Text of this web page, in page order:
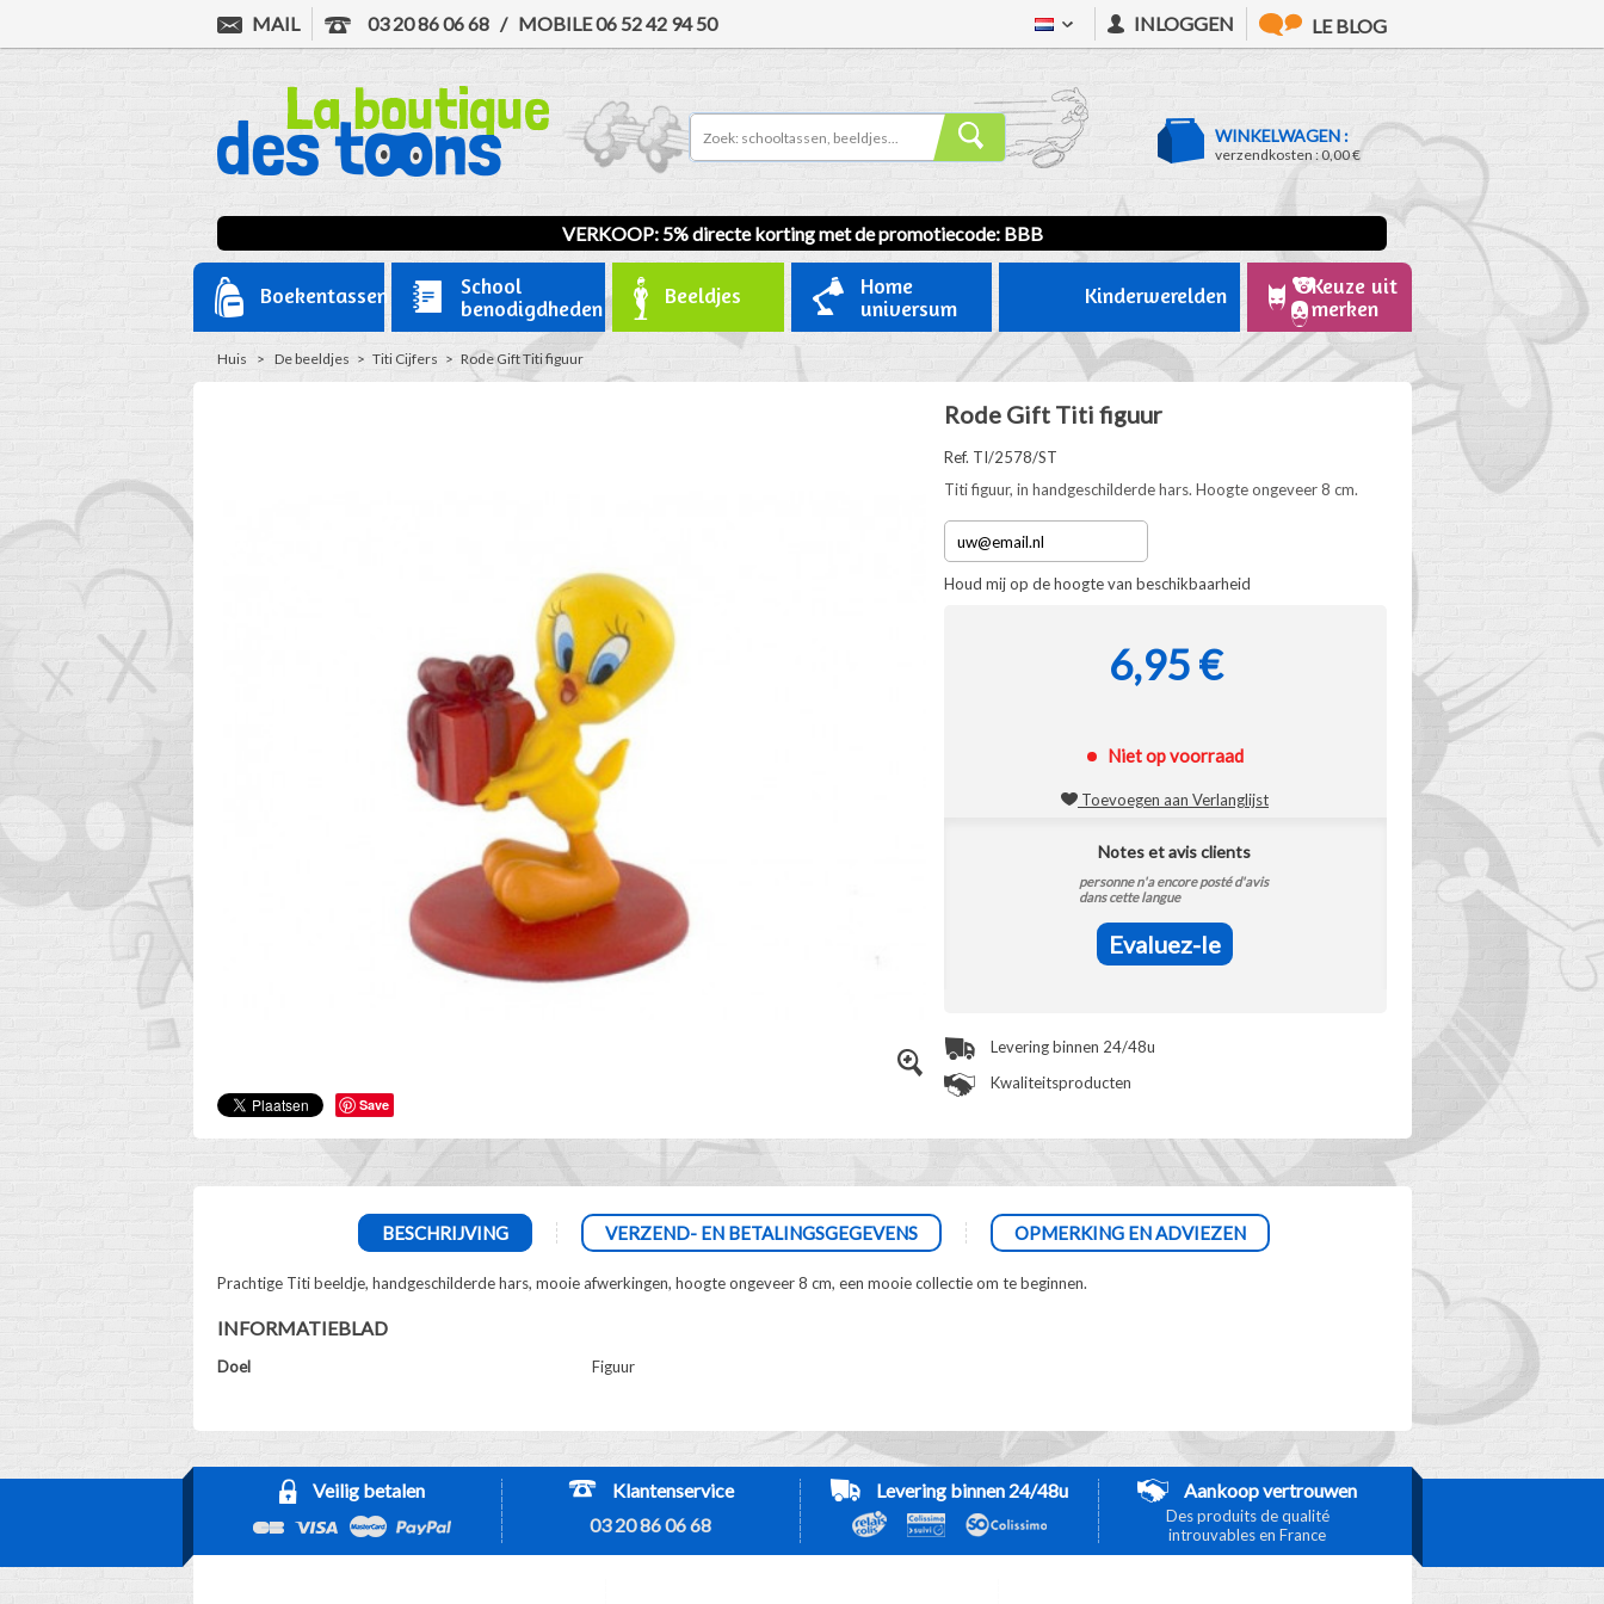
MAIL 03 20 86 06 68 / MOBILE06 52 42 94 50 INLOGGEN LE BLOG
WINKELWAGEN :
verzendkosten :0,00 €
VERKOOP: 5% directe korting met de promotiecode: BBB
Boekentassen
School
benodigdheden
Beeldjes
Home
universum
Kinderwerelden
Keuze uit
merken
Huis > De beeldjes > Titi Cijfers > Rode Gift Titi figuur
Save
Rode Gift Titi figuur
Ref. TI/2578/ST
Titi figuur, in handgeschilderde hars. Hoogte ongeveer 8 cm.
Houd mij op de hoogte van beschikbaarheid
6,95 €
Niet op voorraad
Toevoegen aan Verlanglijst
Notes et avis clients
personne n'a encore posté d'avis
dans cette langue
Evaluez-le
Levering binnen 24/48u
Kwaliteitsproducten
BESCHRIJVING VERZEND- EN BETALINGSGEGEVENS OPMERKING EN ADVIEZEN
Prachtige Titi beeldje, handgeschilderde hars, mooie afwerkingen, hoogte ongeveer 8 cm, een mooie collectie om te beginnen.
INFORMATIEBLAD
Doel Figuur
Veilig betalen
Klantenservice
03 20 86 06 68
Levering binnen 24/48u Aankoop vertrouwen
Des produits de qualité
introuvables en France